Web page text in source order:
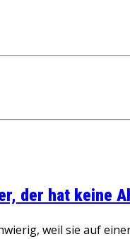
der hat keine
weil sie auf